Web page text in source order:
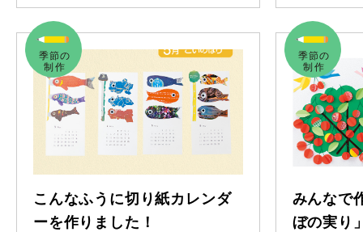
こんなふうに切り紙カレンダ
ーを作りました！
みんなで
ぼの実り